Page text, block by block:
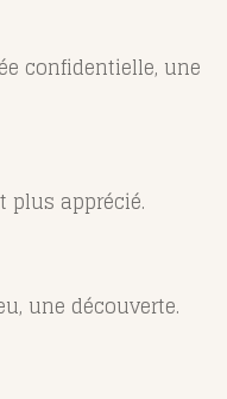
confidentielle, une
plus apprécié.
une découverte.